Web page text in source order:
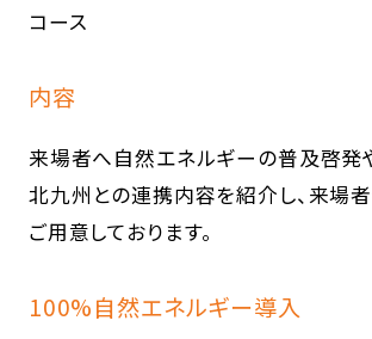
コース
内容
来場者へ自然エネルギーの普及啓発
北九州との連携内容を紹介し、来場
ご用意しております。
100%自然エネルギー導入